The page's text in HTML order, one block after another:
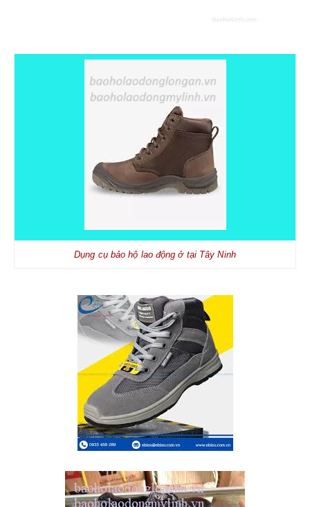
Dụng cụ bảo hộ lao động ở tại Tây Ninh